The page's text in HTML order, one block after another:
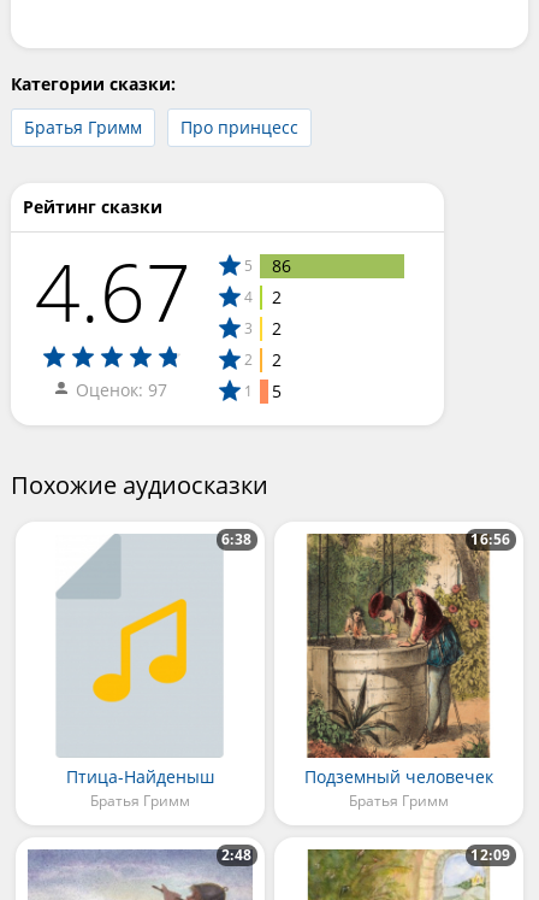
Категории сказки:
Братья Гримм
Про принцесс
Рейтинг сказки
4.67
Оценок: 97
5 86
4 2
3 2
2 2
1 5
Похожие аудиосказки
Птица-Найденыш
Братья Гримм
6:38
Подземный человечек
Братья Гримм
16:56
2:48 12:09